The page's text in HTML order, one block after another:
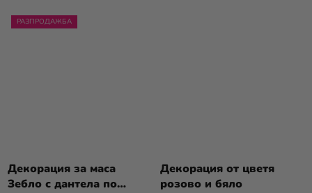
РАЗПРОДАЖБА
Декорация за маса
Зебло с дантела по
Декорация от цветя
розово и бяло